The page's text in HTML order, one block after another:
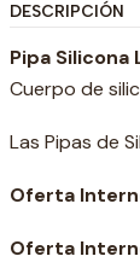
DESCRIPCIÓN
Pipa
Cuerpo de
Las Pipas de
Oferta
Oferta